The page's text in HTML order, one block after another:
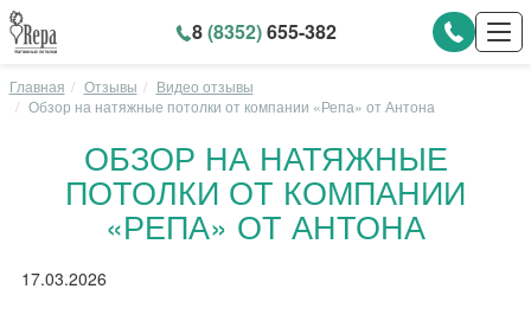
8(8352)655-382
Главная Отзывы
Видео отзывы
Обзор на натяжные потолки от компании «Репа» от Антона
ОБЗОР НА НАТЯЖНЫЕ
ПОТОЛКИ ОТ КОМПАНИИ
«РЕПА» ОТ АНТОНА
17.03.2026